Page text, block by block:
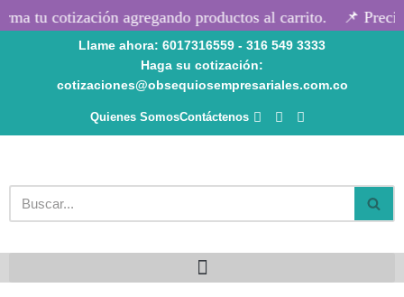
contenido
tu cotización agregando productos al carrito. 📌
Llame ahora: 6017316559 - 316 549 3333
Haga su cotización:
cotizaciones@obsequiosempresariales.com.co
Quienes SomosContáctenos